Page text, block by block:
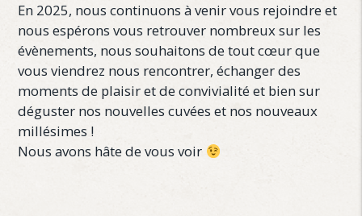
En 2025, nous continuons à venir vous rejoindre et
nous espérons vous retrouver nombreux sur les
évènements, nous souhaitons de tout cœur que
vous viendrez nous rencontrer, échanger des
moments de plaisir et de convivialité et bien sur
déguster nos nouvelles cuvées et nos nouveaux
millésimes !
Nous avons hâte de vous voir